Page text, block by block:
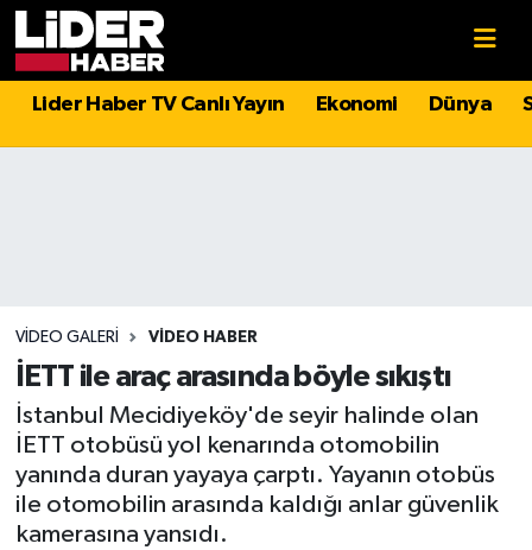
Lider Haber TV Canlı Yayın Ekonomi Dünya
VIDEO GALERI VIDEO HABER
İETT ile araç arasında böyle sıkıştı
İstanbul Mecidiyeköy'de seyir halinde olan
İETT otobüsü yol kenarında otomobilin
yanında duran yayaya çarptı. Yayanın otobüs
ile otomobilin arasında kaldığı anlar güvenlik
kamerasına yansıdı.
Politika
Magazin
Spor
Sağlık
Teknoloji
Hava Durumu
Süper Lig Puan Durumu ve Fikstür
Tüm Manşetler
Son Dakika Haberleri
Haber Arşivi